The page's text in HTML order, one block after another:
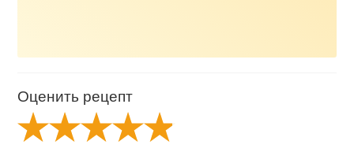
Оценить рецепт